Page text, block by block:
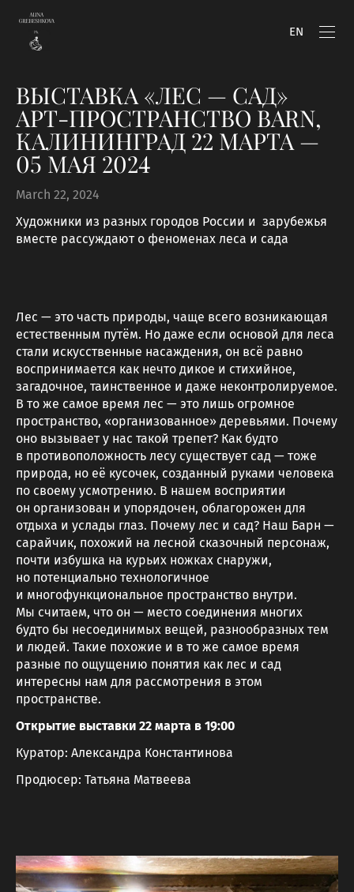
EN
ВЫСТАВКА «ЛЕС — САД»
АРТ-ПРОСТРАНСТВО BARN,
КАЛИНИНГРАД 22 МАРТА —
05 МАЯ 2024
March 22, 2024
Художники из разных городов России и зарубежья
вместе рассуждают о феноменах леса и сада
Лес — это часть природы, чаще всего возникающая
естественным путём. Но даже если основой для леса
стали искусственные насаждения, он всё равно
воспринимается как нечто дикое и стихийное,
загадочное, таинственное и даже неконтролируемое.
В то же самое время лес — это лишь огромное
пространство, «организованное» деревьями. Почему
оно вызывает у нас такой трепет? Как будто
в противоположность лесу существует сад — тоже
природа, но её кусочек, созданный руками человека
по своему усмотрению. В нашем восприятии
он организован и упорядочен, облагорожен для
отдыха и услады глаз. Почему лес и сад? Наш Барн —
сарайчик, похожий на лесной сказочный персонаж,
почти избушка на курьих ножках снаружи,
но потенциально технологичное
и многофункциональное пространство внутри.
Мы считаем, что он — место соединения многих
будто бы несоединимых вещей, разнообразных тем
и людей. Такие похожие и в то же самое время
разные по ощущению понятия как лес и сад
интересны нам для рассмотрения в этом
пространстве.
Открытие выставки 22 марта в 19:00
Куратор: Александра Константинова
Продюсер: Татьяна Матвеева